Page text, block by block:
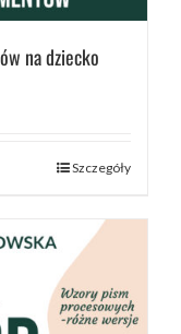
na dziecko
Szczegóły